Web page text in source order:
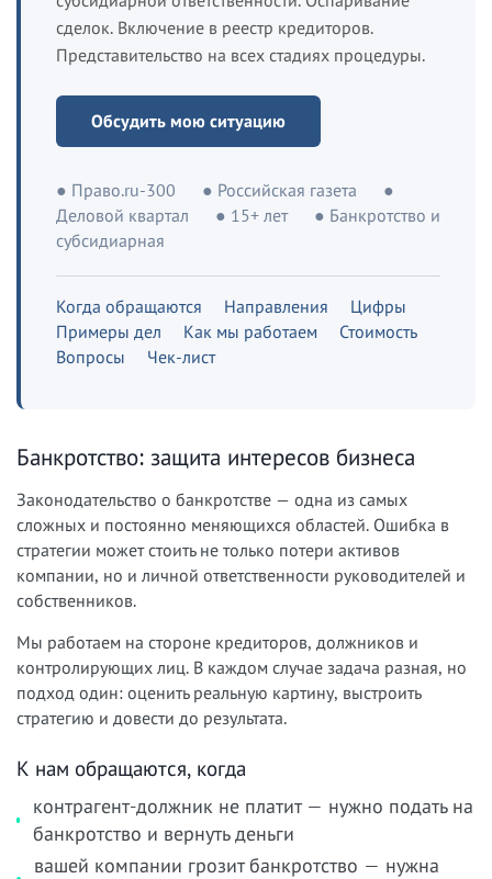
сделок. Включение в реестр кредиторов.
Представительство на всех стадиях процедуры.
Обсудить мою ситуацию
● Право.ru-300 ● Российская газета
●
Деловой квартал
● 15+ лет
● Банкротство и
субсидиарная
Когда обращаются Направления
Цифры
Примеры дел
Как мы работаем
Стоимость
Вопросы
Чек-лист
Банкротство: защита интересов бизнеса
Законодательство о банкротстве — одна из самых
сложных и постоянно меняющихся областей. Ошибка в
стратегии может стоить не только потери активов
компании, но и личной ответственности руководителей и
собственников.
Мы работаем на стороне кредиторов, должников и
контролирующих лиц. В каждом случае задача разная, но
подход один: оценить реальную картину, выстроить
стратегию и довести до результата.
К нам обращаются, когда
контрагент-должник не платит — нужно подать на
банкротство и вернуть деньги
вашей компании грозит банкротство — нужна